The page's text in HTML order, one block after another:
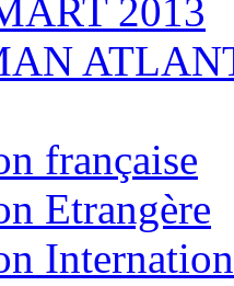
2013
française
Etrangère